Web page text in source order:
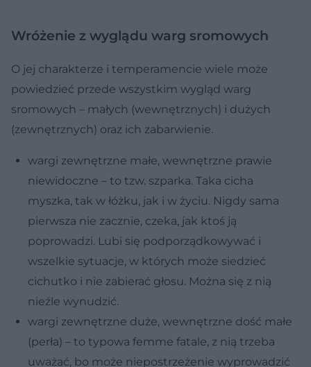
Wróżenie z wyglądu warg sromowych
O jej charakterze i temperamencie wiele może
powiedzieć przede wszystkim wygląd warg
sromowych – małych (wewnętrznych) i dużych
(zewnętrznych) oraz ich zabarwienie.
wargi zewnętrzne małe, wewnętrzne prawie
niewidoczne – to tzw. szparka. Taka cicha
myszka, tak w łóżku, jak i w życiu. Nigdy sama
pierwsza nie zacznie, czeka, jak ktoś ją
poprowadzi. Lubi się podporządkowywać i
wszelkie sytuacje, w których może siedzieć
cichutko i nie zabierać głosu. Można się z nią
nieźle wynudzić.
wargi zewnętrzne duże, wewnętrzne dość małe
(perła) – to typowa femme fatale, z nią trzeba
uważać, bo może niepostrzeżenie wyprowadzić